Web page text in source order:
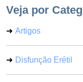
Veja por
Artigos
Disfunção Erétil